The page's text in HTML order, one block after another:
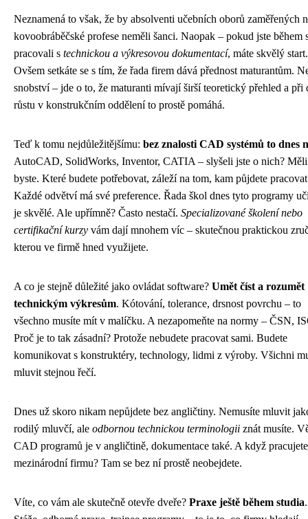
Neznamená to však, že by absolventi učebních oborů zaměřených
kovoobráběčské profese neměli šanci. Naopak – pokud jste během
pracovali s technickou a výkresovou dokumentací, máte skvělý start.
Ovšem setkáte se s tím, že řada firem dává přednost maturantům.
snobství – jde o to, že maturanti mívají širší teoretický přehled a při
růstu v konstrukčním oddělení to prostě pomáhá.
Teď k tomu nejdůležitějšímu: bez znalosti CAD systémů to dnes
AutoCAD, SolidWorks, Inventor, CATIA – slyšeli jste o nich? Měli
byste. Které budete potřebovat, záleží na tom, kam půjdete
Každé odvětví má své preference. Řada škol dnes tyto programy
je skvělé. Ale upřímně? Často nestačí. Specializované školení nebo
certifikační kurzy vám dají mnohem víc – skutečnou praktickou
kterou ve firmě hned využijete.
A co je stejně důležité jako ovládat software? Umět číst a rozumět
technickým výkresům. Kótování, tolerance, drsnost povrchu – to
všechno musíte mít v malíčku. A nezapomeňte na normy – ČSN,
Proč je to tak zásadní? Protože nebudete pracovat sami. Budete
komunikovat s konstruktéry, technology, lidmi z výroby. Všichni
mluvit stejnou řečí.
Dnes už skoro nikam nepůjdete bez angličtiny. Nemusíte mluvit
rodilý mluvčí, ale odbornou technickou terminologii znát musíte.
CAD programů je v angličtině, dokumentace také. A když
mezinárodní firmu? Tam se bez ní prostě neobejdete.
Víte, co vám ale skutečně otevře dveře? Praxe ještě během studia.